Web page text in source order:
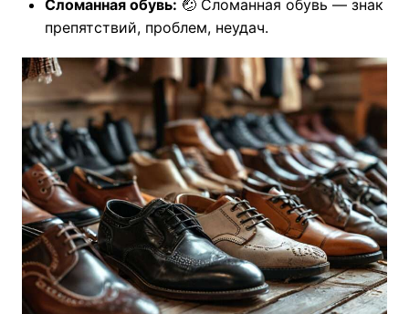
Сломанная обувь: 🤕 Сломанная обувь — знак
препятствий, проблем, неудач.